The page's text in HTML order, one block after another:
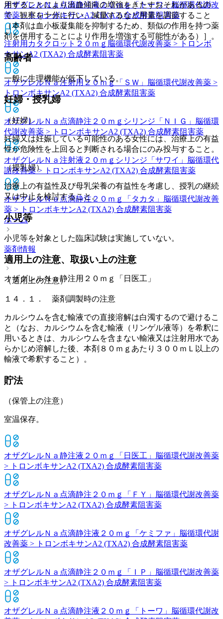
オザグレルＮａ点滴静注液２０ｍｇ「トーワ」脳循環代謝改
善薬 > トロンボキサンA2 (TXA2) 合成酵素阻害薬
注射用カタクロット２０ｍｇ 脳循環代謝改善薬 > トロンボ
キサンA2 (TXA2) 合成酵素阻害薬
オザグレルＮａ注射用２０ｍｇ「ＳＷ」 脳循環代謝改善薬 >
トロンボキサンA2 (TXA2) 合成酵素阻害薬
オザグレルＮａ点滴静注２０ｍｇシリンジ「ＮＩＧ」 脳循環
代謝改善薬 > トロンボキサンA2 (TXA2) 合成酵素阻害薬
オザグレルＮａ注射液２０ｍｇシリンジ「サワイ」 脳循環代
謝改善薬 > トロンボキサンA2 (TXA2) 合成酵素阻害薬
オザグレルＮａ点滴静注２０ｍｇ「タカタ」 脳循環代謝改善
薬 > トロンボキサンA2 (TXA2) 合成酵素阻害薬
ホーム
薬剤情報
オザグレルＮａ静注用２０ｍｇ「日医工」
用することにより出血傾向の増強をきたすおそれがあるの
で、観察を十分に行い、減量するなど用量を調節すること
（本剤は血小板凝集能を抑制するため、類似の作用を持つ薬
剤を併用することにより作用を増強する可能性がある）］。
高齢者
一般に生理機能が低下している。
妊婦・授乳婦
（妊婦）
妊婦又は妊娠している可能性のある女性には、治療上の有益
性が危険性を上回ると判断される場合にのみ投与すること。
（授乳婦）
治療上の有益性及び母乳栄養の有益性を考慮し、授乳の継続
又は中止を検討すること。
小児等
小児等を対象とした臨床試験は実施していない。
適用上の注意、取扱い上の注意
（適用上の注意）
１４．１． 薬剤調製時の注意
カルシウムを含む輸液での直接溶解は白濁するので避けるこ
と（なお、カルシウムを含む輸液（リンゲル液等）を希釈に
用いるときは、カルシウムを含まない輸液又は注射用水であ
らかじめ溶解した後、本剤８０ｍｇあたり３００ｍＬ以上の
輸液で希釈すること）。
貯法
（保管上の注意）
室温保存。
オザグレルＮａ静注液２０ｍｇ「日医工」
脳循環代謝改善薬
> トロンボキサンA2 (TXA2) 合成酵素阻害薬
オザグレルＮａ点滴静注２０ｍｇ「ＦＹ」
脳循環代謝改善薬
> トロンボキサンA2 (TXA2) 合成酵素阻害薬
オザグレルＮａ点滴静注液２０ｍｇ「ケミファ」
脳循環代謝
改善薬 > トロンボキサンA2 (TXA2) 合成酵素阻害薬
オザグレルＮａ点滴静注２０ｍｇ「ＩＰ」
脳循環代謝改善薬
> トロンボキサンA2 (TXA2) 合成酵素阻害薬
オザグレルＮａ点滴静注液２０ｍｇ「トーワ」
脳循環代謝改